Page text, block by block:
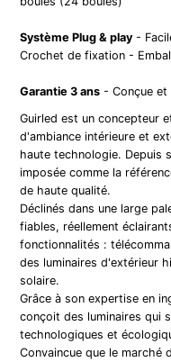
Système Plug & play -
Crochet de fixation -
Garantie 3 ans - Conçue et
Guirled est un concepteur
d'ambiance intérieure et
haute technologie. Depuis
imposée comme la
de haute qualité.
Déclinés dans une large
fiables, réellement
fonctionnalités :
des luminaires d'extérieur
solaire.
Grâce à son expertise en
conçoit des luminaires qui
technologiques et
Convaincue que le marché